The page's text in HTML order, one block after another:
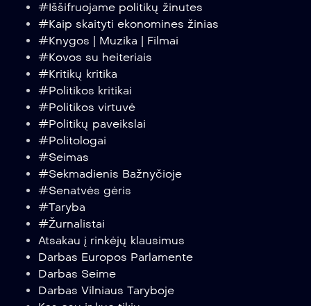
#Iššifruojame politikų žinutes
#Kaip skaityti ekonomines žinias
#Knygos | Muzika | Filmai
#Kovos su heiteriais
#Kritikų kritika
#Politikos kritikai
#Politikos virtuvė
#Politikų paveikslai
#Politologai
#Seimas
#Sekmadienis Bažnyčioje
#Senatvės gėris
#Taryba
#Žurnalistai
Atsakau į rinkėjų klausimus
Darbas Europos Parlamente
Darbas Seime
Darbas Vilniaus Taryboje